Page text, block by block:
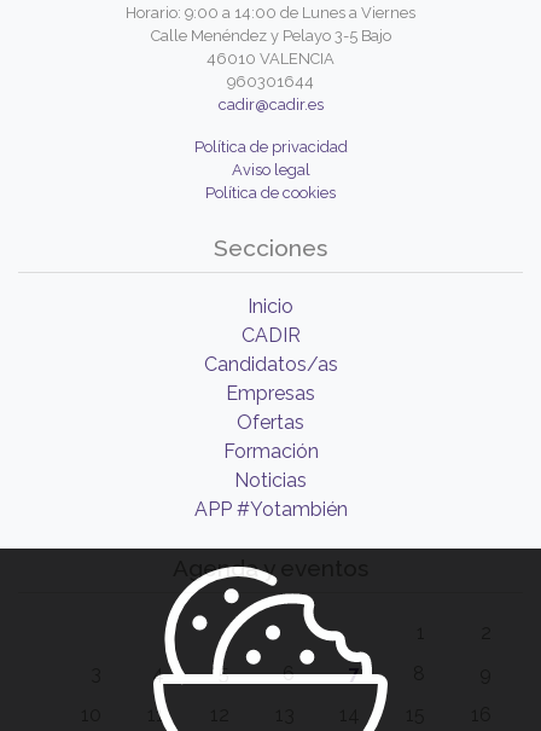
Horario: 9:00 a 14:00 de Lunes a Viernes
Calle Menéndez y Pelayo 3-5 Bajo
46010 VALENCIA
960301644
cadir@cadir.es
Política de privacidad
Aviso legal
Política de cookies
Secciones
Inicio
CADIR
Candidatos/as
Empresas
Ofertas
Formación
Noticias
APP #Yotambién
Agenda y eventos
4 5 6 7
11